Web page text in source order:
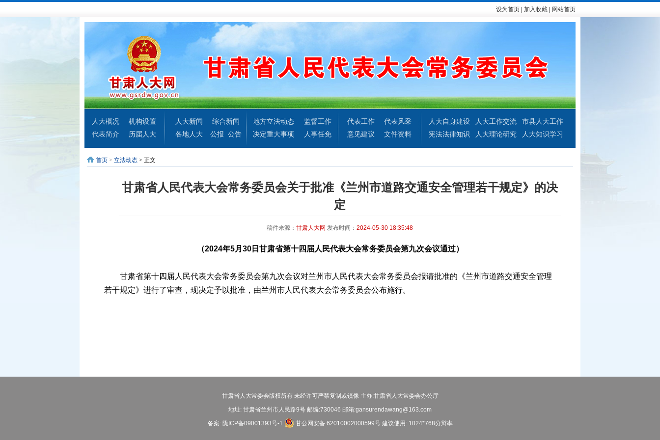
设为首页 加入收藏 网站首页
人大概况
机构设置
代表简介
历届人大
人大新闻
综合新闻
各地人大
公报 公告
地方立法动态
监督工作
决定重大事项
人事任免
代表工作
代表风采
意见建议
文件资料
人大自身建设 人大工作交流
市县人大工作
宪法法律知识
人大理论研究 人大知识学习
首页 > 立法动态 > 正文
甘肃省人民代表大会常务委员会关于批准《兰州市道路交通安全管理若干规定》的决
定
稿件来源： 甘肃人大网 发布时间： 2024-05-30 18:35:48
（2024年5月30日甘肃省第十四届人民代表大会常务委员会第九次会议通过）
甘肃省第十四届人民代表大会常务委员会第九次会议对兰州市人民代表大会常务委员会报请批准的《兰州市道路交通安全管理
若干规定》进行了审查，现决定予以批准，由兰州市人民代表大会常务委员会公布施行。
甘肃省人大常委会版权所有 未经许可严禁复制或镜像 主办:甘肃省人大常委会办公厅
地址: 甘肃省兰州市人民路9号 邮编:730046 邮箱:gansurendawang@163.com
备案: 陇ICP备09001393号-1 甘公网安备 62010002000599号建议使用: 1024*768分辩率